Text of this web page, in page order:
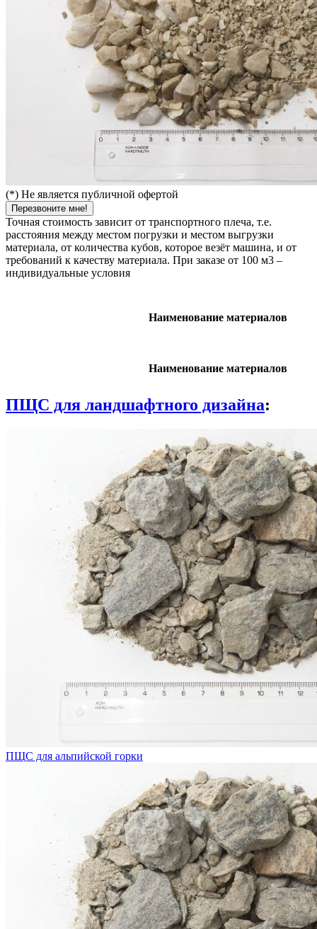
(*) Не является публичной офертой
Перезвоните мне!
Точная стоимость зависит от транспортного плеча, т.е.
расстояния между местом погрузки и местом выгрузки
материала, от количества кубов, которое везёт машина, и от
требований к качеству материала. При заказе от 100 м3 –
индивидуальные условия
Наименование материалов
Наименование материалов
ПЩС для ландшафтного дизайна:
ПЩС для альпийской горки